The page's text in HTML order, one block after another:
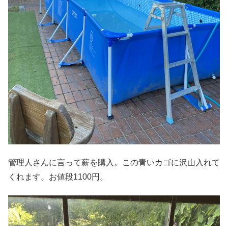
管理人さんに言って薪を購入。この青いカゴに沢山入れて
くれます。お値段1100円。